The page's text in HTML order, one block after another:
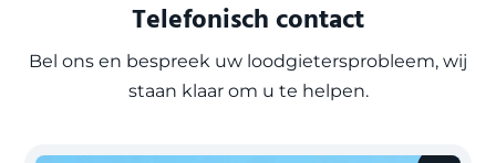
Telefonisch contact
Bel ons en bespreek uw loodgietersprobleem, wij
staan klaar om u te helpen.